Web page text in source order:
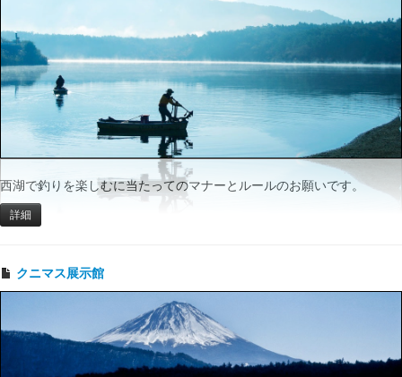
西湖で釣りを楽しむに当たってのマナーとルールのお願いです。
詳細
クニマス展示館